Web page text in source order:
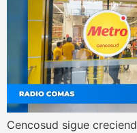
Cencosud sigue